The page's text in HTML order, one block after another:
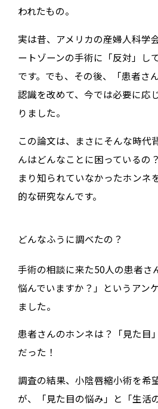
われたもの。
実は昔、アメリカの産婦人科学
ートゾーンの手術に「反対」し
です。でも、その後、「患者さ
認識を改めて、今では必要に応
りました。
この論文は、まさにそんな時代
んはどんなことに困っているの
まり知られていなかったホンネ
的な研究なんです。
どんなふうに調べたの？
手術の相談に来た50人の患者さ
悩んでいますか？」というアン
ました。
患者さんのホンネは？「見た目
だった！
調査の結果、小陰唇縮小術を希
が、
「見た目の悩み」と「生